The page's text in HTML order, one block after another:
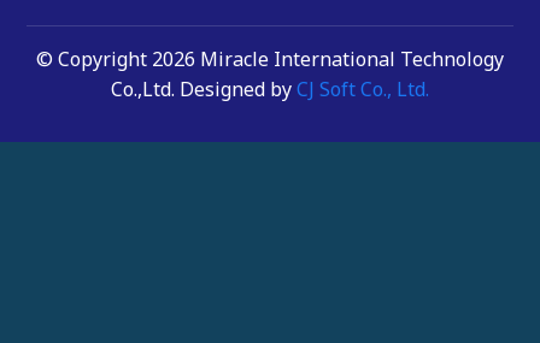
© Copyright 2026 Miracle International Technology
Co.,Ltd. Designed byCJ Soft Co., Ltd.